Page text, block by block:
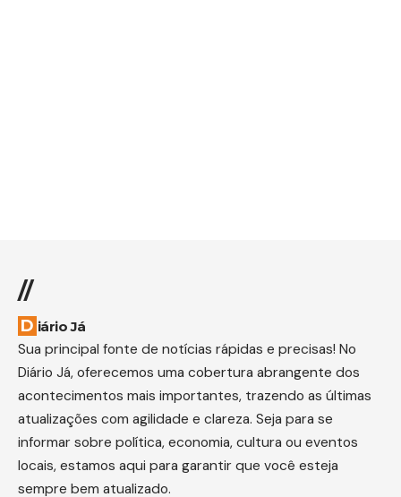
//
Diário Já
Sua principal fonte de notícias rápidas e precisas! No
Diário Já, oferecemos uma cobertura abrangente dos
acontecimentos mais importantes, trazendo as últimas
atualizações com agilidade e clareza. Seja para se
informar sobre política, economia, cultura ou eventos
locais, estamos aqui para garantir que você esteja
sempre bem atualizado.